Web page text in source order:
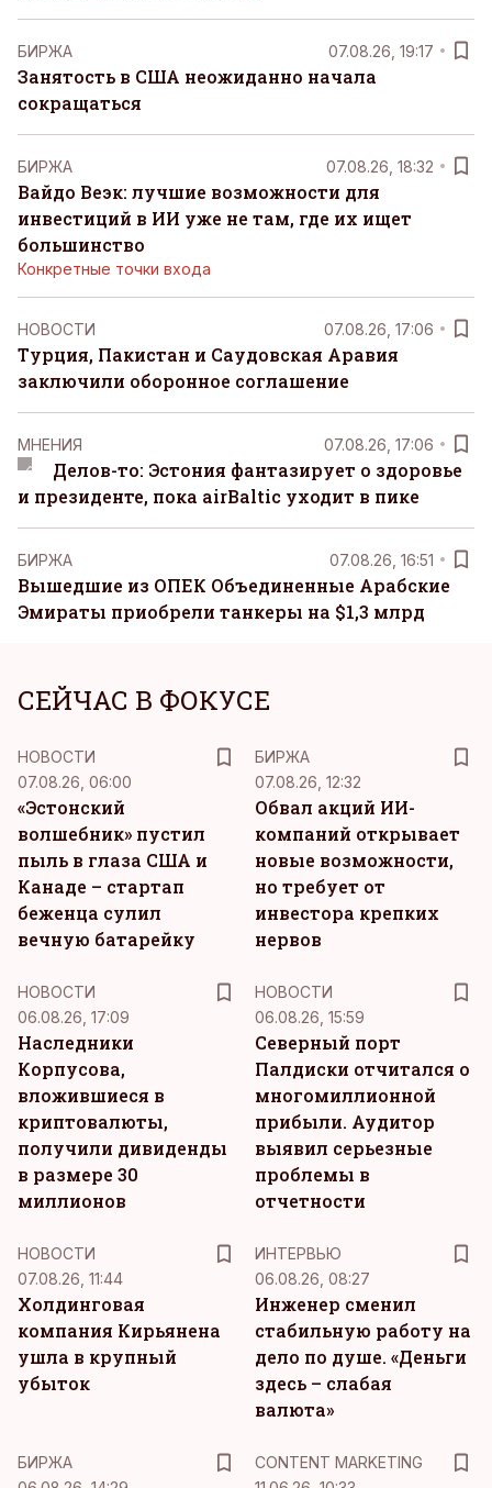
БИРЖА 07.08.26, 19:17
Занятость в США неожиданно начала
сокращаться
БИРЖА 07.08.26, 18:32
Вайдо Веэк: лучшие возможности для
инвестиций в ИИ уже не там, где их ищет
большинство
Конкретные точки входа
НОВОСТИ 07.08.26, 17:06
Турция, Пакистан и Саудовская Аравия
заключили оборонное соглашение
MНЕНИЯ 07.08.26, 17:06
Делов-то: Эстония фантазирует о здоровье
и президенте, пока airBaltic уходит в пике
БИРЖА 07.08.26, 16:51
Вышедшие из ОПЕК Объединенные Арабские
Эмираты приобрели танкеры на $1,3 млрд
СЕЙЧАС В ФОКУСЕ
НОВОСТИ
07.08.26, 06:00
«Эстонский
волшебник» пустил
пыль в глаза США и
Канаде – стартап
беженца сулил
вечную батарейку
БИРЖА
07.08.26, 12:32
Обвал акций ИИ-
компаний открывает
новые возможности,
но требует от
инвестора крепких
нервов
НОВОСТИ
06.08.26, 17:09
Наследники
Корпусова,
вложившиеся в
криптовалюты,
получили дивиденды
в размере 30
миллионов
НОВОСТИ
06.08.26, 15:59
Северный порт
Палдиски отчитался о
многомиллионной
прибыли. Аудитор
выявил серьезные
проблемы в
отчетности
НОВОСТИ
07.08.26, 11:44
Холдинговая
компания Кирьянена
ушла в крупный
убыток
ИНТЕРВЬЮ
06.08.26, 08:27
Инженер сменил
стабильную работу на
дело по душе. «Деньги
здесь – слабая
валюта»
БИРЖА
CONTENT MARKETING